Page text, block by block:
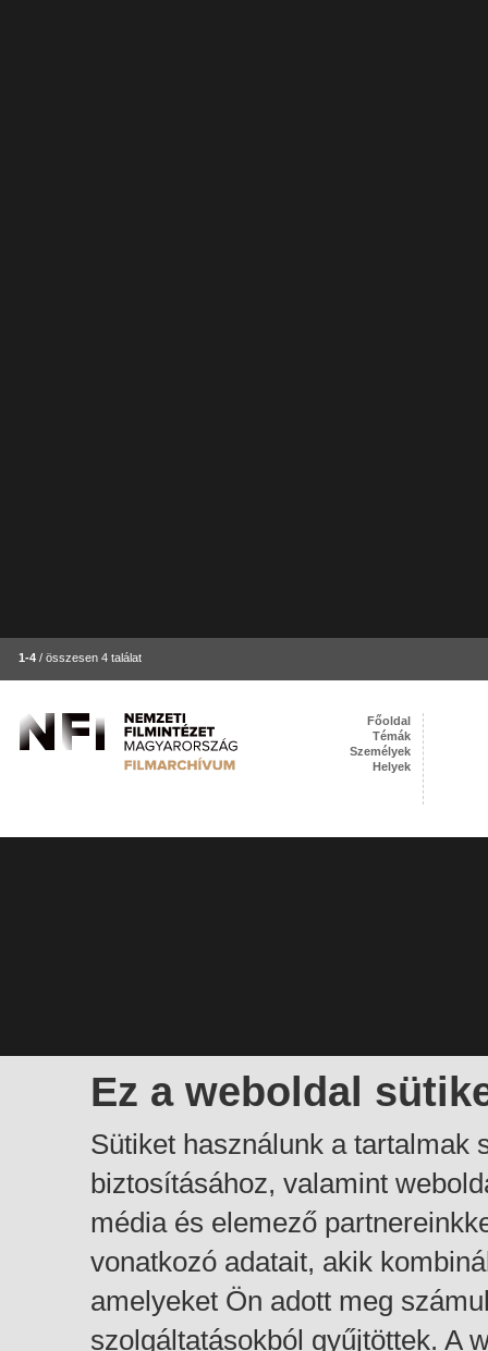
1-4 / összesen 4 találat
Ez a weboldal
Sütiket használunk a tartalmak
biztosításához, valamint
média és elemező
vonatkozó adatait, akik
amelyeket Ön adott meg
szolgáltatásokból gyűjtöttek. A
Főoldal
Témák
Személyek
Helyek